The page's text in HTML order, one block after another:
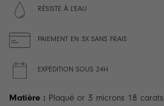
RÉSISTE À L'EAU
PAIEMENT EN 3X SANS FRAIS
EXPÉDITION SOUS 24H
Matière : Plaqué or 3 microns 18 carats